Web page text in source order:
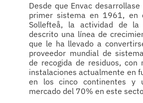
Desde que Envac
primer sistema en 1961, en
Sollefteå, la actividad de la
descrito una línea de
que le ha llevado a
proveedor mundial de
de recogida de residuos, con
instalaciones actualmente en
en los cinco continentes y
mercado del 70% en este